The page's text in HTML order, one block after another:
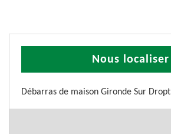
Nous localiser
Débarras de maison Gironde Sur Dropt